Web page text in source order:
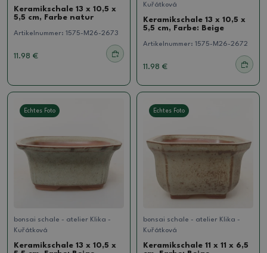
Keramikschale 13 x 10,5 x
5,5 cm, Farbe natur
Artikelnummer: 1575-M26-2673
11.98 €
Kuřátková
Keramikschale 13 x 10,5 x
5,5 cm, Farbe: Beige
Artikelnummer: 1575-M26-2672
11.98 €
Echtes Foto
bonsai schale - atelier Klika -
Kuřátková
Keramikschale 13 x 10,5 x
Echtes Foto
bonsai schale - atelier Klika -
Kuřátková
Keramikschale 11 x 11 x 6,5